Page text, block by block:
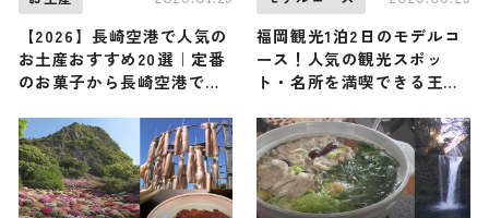
【2026】長崎空港で人気の
お土産おすすめ20選｜定番
のお菓子から長崎空港でし
福岡観光1泊2日のモデルコ
ース！人気の観光スポッ
ト・名所を満喫できる王道